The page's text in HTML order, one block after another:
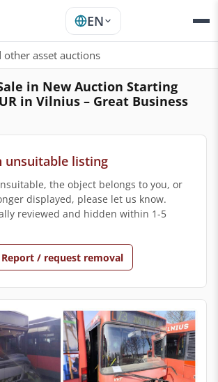
EN
other asset auctions
in New Auction Starting
in Vilnius – Great Business
unsuitable listing
the object belongs to you, or
displayed, please let us know.
reviewed and hidden within 1-5
Report / request removal